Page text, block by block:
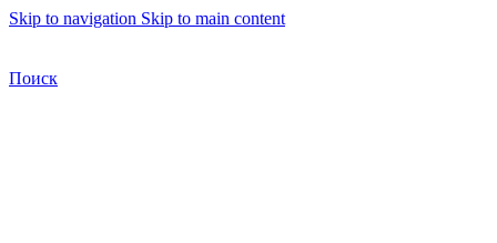
Skip to navigation Skip to main content
Поиск